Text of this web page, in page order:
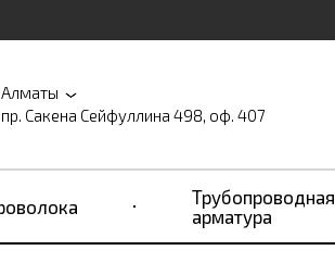
Алматы
пр. Сакена Сейфуллина 498, оф. 407
Трубопроводная
арматура